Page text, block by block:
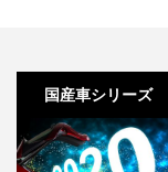
国産車シリーズ